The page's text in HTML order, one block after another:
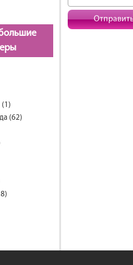
(1)
(62)